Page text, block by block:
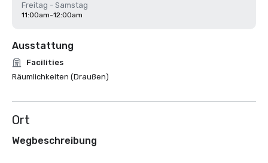
Freitag - Samstag
11:00am-12:00am
Ausstattung
Facilities
Räumlichkeiten (Draußen)
Ort
Wegbeschreibung